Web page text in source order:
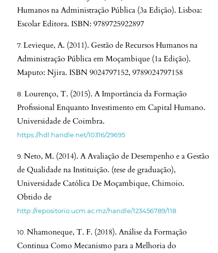
Humanos na Administração Pública (3a Edição). Lisboa:
Escolar Editora. ISBN: 9789725922897
Levieque, A. (2011). Gestão de Recursos Humanos na
Administração Pública em Moçambique (1a Edição).
Maputo: Njira. ISBN 9024797152, 9789024797158
Lourenço, T. (2015). A Importância da Formação
Profissional Enquanto Investimento em Capital Humano.
Universidade de Coimbra.
https://hdl.handle.net/10316/29695
Neto, M. (2014). A Avaliação de Desempenho e a Gestão
de Qualidade na Instituição. (tese de graduação),
Universidade Católica De Moçambique, Chimoio.
Obtido de
http://repositorio.ucm.ac.mz/handle/123456789/118
Nhamoneque, T. F. (2018). Análise da Formação
Continua Como Mecanismo para a Melhoria do